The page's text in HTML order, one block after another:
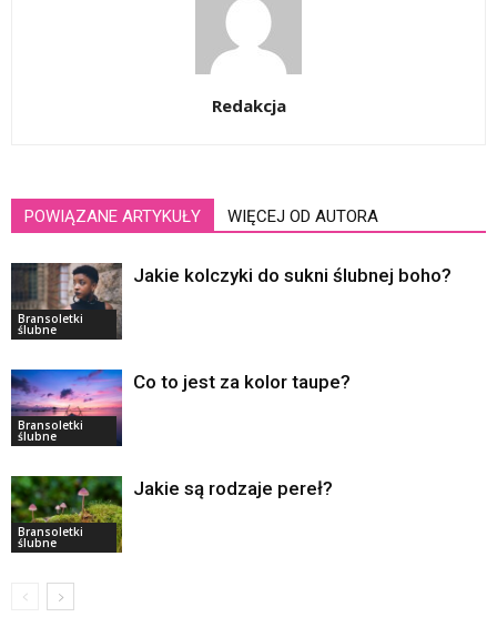
Redakcja
POWIĄZANE ARTYKUŁY WIĘCEJ OD AUTORA
Bransoletki
ślubne
Jakie kolczyki do sukni ślubnej boho?
Bransoletki
ślubne
Co to jest za kolor taupe?
Bransoletki
ślubne
Jakie są rodzaje pereł?